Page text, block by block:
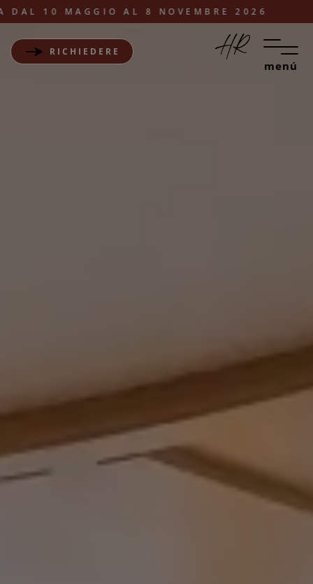
menú
RICHIEDERE
Camere & prezzi
Piaceri culinari
Mondo SPA
Il plus degli alberghi a 4 stelle
MAGGIO AL 8 NOVEMBRE 2026